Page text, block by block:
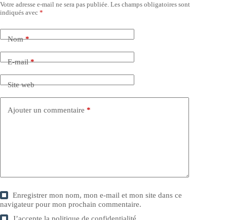
Votre adresse e-mail ne sera pas publiée. Les champs obligatoires sont
indiqués avec *
Nom*
E-mail*
Site web
Ajouter un commentaire *
Enregistrer mon nom, mon e-mail et mon site dans ce
navigateur pour mon prochain commentaire.